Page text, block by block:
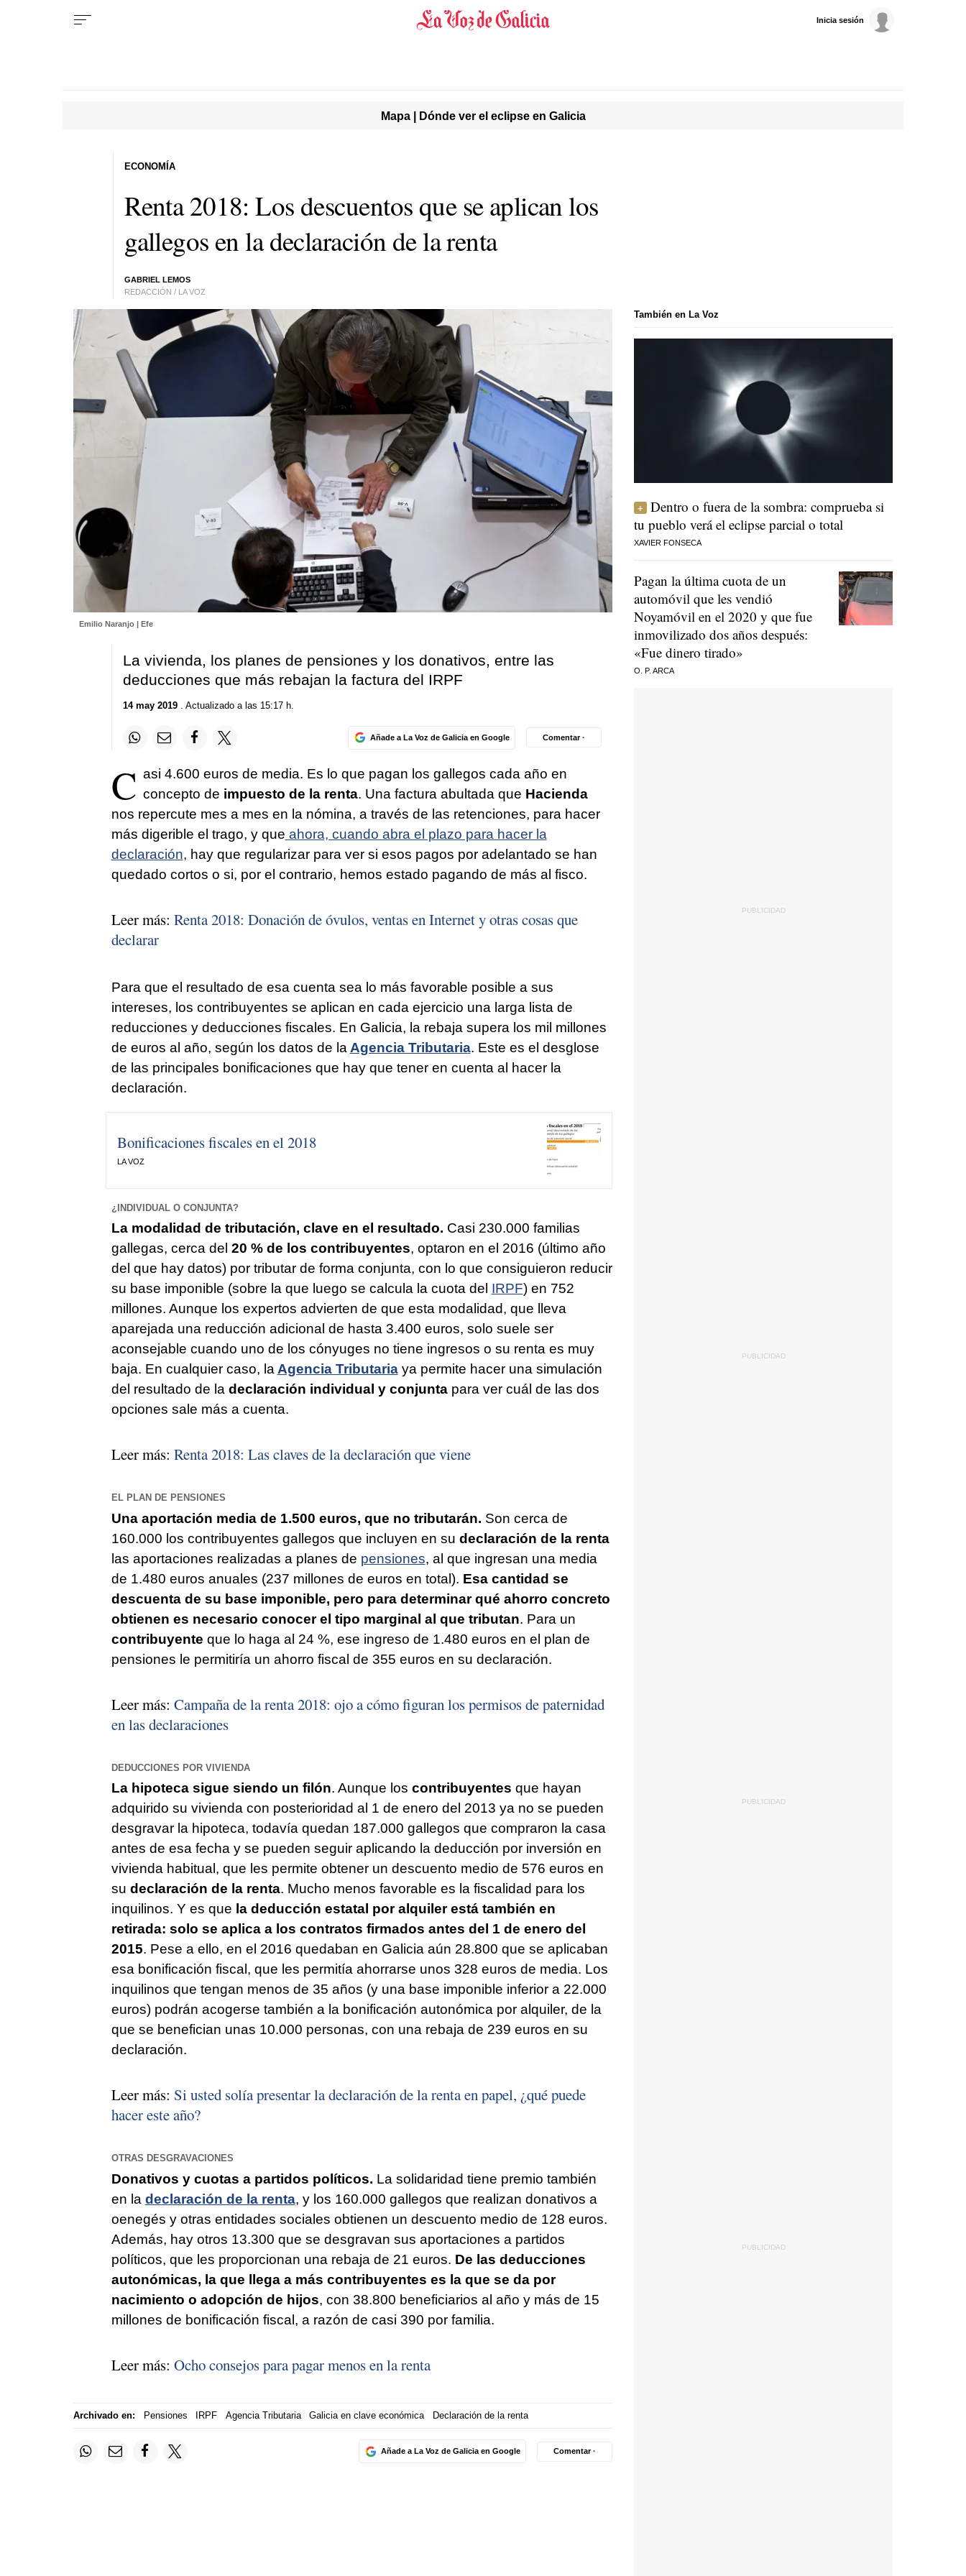
Inicia sesión
Mapa | Dónde ver el eclipse en Galicia
Renta 2018: Los descuentos que se aplican los
gallegos en la declaración de la renta
GABRIEL LEMOS
REDACCIÓN / LA VOZ
ECONOMÍA
Emilio Naranjo | Efe
La vivienda, los planes de pensiones y los donativos, entre las
deducciones que más rebajan la factura del IRPF
14 may 2019. Actualizado a las 15:17 h.
Añade a La Voz de Galicia en Google Comentar ·
C asi 4.600 euros de media. Es lo que pagan los gallegos cada año en
concepto de impuesto de la renta. Una factura abultada que Hacienda
nos repercute mes a mes en la nómina, a través de las retenciones, para hacer
más digerible el trago, y que ahora, cuando abra el plazo para hacer la
declaración, hay que regularizar para ver si esos pagos por adelantado se han
quedado cortos o si, por el contrario, hemos estado pagando de más al fisco.
Leer más: Renta 2018: Donación de óvulos, ventas en Internet y otras cosas que
declarar
Para que el resultado de esa cuenta sea lo más favorable posible a sus
intereses, los contribuyentes se aplican en cada ejercicio una larga lista de
reducciones y deducciones fiscales. En Galicia, la rebaja supera los mil millones
de euros al año, según los datos de la Agencia Tributaria. Este es el desglose
de las principales bonificaciones que hay que tener en cuenta al hacer la
declaración.
Bonificaciones fiscales en el 2018
LA VOZ
¿INDIVIDUAL O CONJUNTA?
La modalidad de tributación, clave en el resultado. Casi 230.000 familias
gallegas, cerca del 20 % de los contribuyentes, optaron en el 2016 (último año
del que hay datos) por tributar de forma conjunta, con lo que consiguieron reducir
su base imponible (sobre la que luego se calcula la cuota del IRPF) en 752
millones. Aunque los expertos advierten de que esta modalidad, que lleva
aparejada una reducción adicional de hasta 3.400 euros, solo suele ser
aconsejable cuando uno de los cónyuges no tiene ingresos o su renta es muy
baja. En cualquier caso, la Agencia Tributariaya permite hacer una simulación
del resultado de la declaración individual y conjuntapara ver cuál de las dos
opciones sale más a cuenta.
Leer más: Renta 2018: Las claves de la declaración que viene
EL PLAN DE PENSIONES
Una aportación media de 1.500 euros, que no tributarán. Son cerca de
160.000 los contribuyentes gallegos que incluyen en su declaración de la renta
las aportaciones realizadas a planes de pensiones, al que ingresan una media
de 1.480 euros anuales (237 millones de euros en total). Esa cantidad se
descuenta de su base imponible, pero para determinar qué ahorro concreto
obtienen es necesario conocer el tipo marginal al que tributan. Para un
contribuyente que lo haga al 24 %, ese ingreso de 1.480 euros en el plan de
pensiones le permitiría un ahorro fiscal de 355 euros en su declaración.
Leer más: Campaña de la renta 2018: ojo a cómo figuran los permisos de paternidad
en las declaraciones
DEDUCCIONES POR VIVIENDA
La hipoteca sigue siendo un filón. Aunque los contribuyentes que hayan
adquirido su vivienda con posterioridad al 1 de enero del 2013 ya no se pueden
desgravar la hipoteca, todavía quedan 187.000 gallegos que compraron la casa
antes de esa fecha y se pueden seguir aplicando la deducción por inversión en
vivienda habitual, que les permite obtener un descuento medio de 576 euros en
su declaración de la renta. Mucho menos favorable es la fiscalidad para los
inquilinos. Y es que la deducción estatal por alquiler está también en
retirada: solo se aplica a los contratos firmados antes del 1 de enero del
2015. Pese a ello, en el 2016 quedaban en Galicia aún 28.800 que se aplicaban
esa bonificación fiscal, que les permitía ahorrarse unos 328 euros de media. Los
inquilinos que tengan menos de 35 años (y una base imponible inferior a 22.000
euros) podrán acogerse también a la bonificación autonómica por alquiler, de la
que se benefician unas 10.000 personas, con una rebaja de 239 euros en su
declaración.
Leer más: Si usted solía presentar la declaración de la renta en papel, ¿qué puede
hacer este año?
OTRAS DESGRAVACIONES
Donativos y cuotas a partidos políticos. La solidaridad tiene premio también
en la declaración de la renta, y los 160.000 gallegos que realizan donativos a
oenegés y otras entidades sociales obtienen un descuento medio de 128 euros.
Además, hay otros 13.300 que se desgravan sus aportaciones a partidos
políticos, que les proporcionan una rebaja de 21 euros. De las deducciones
autonómicas, la que llega a más contribuyentes es la que se da por
nacimiento o adopción de hijos, con 38.800 beneficiarios al año y más de 15
millones de bonificación fiscal, a razón de casi 390 por familia.
Leer más: Ocho consejos para pagar menos en la renta
Archivado en: Pensiones IRPF Agencia Tributaria Galicia en clave económica Declaración de la renta
Añade a La Voz de Galicia en Google Comentar ·
También en La Voz
Dentro o fuera de la sombra: comprueba si
tu pueblo verá el eclipse parcial o total
XAVIER FONSECA
Pagan la última cuota de un
automóvil que les vendió
Noyamóvil en el 2020 y que fue
inmovilizado dos años después:
«Fue dinero tirado»
O. P. ARCA